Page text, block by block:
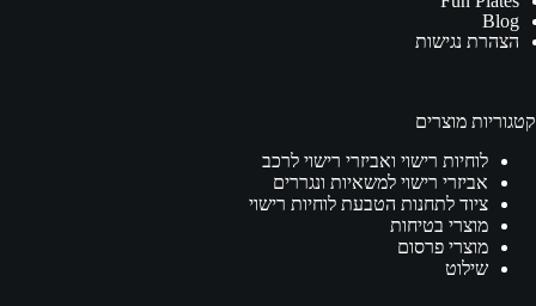
Blog
הצהרת נגישות
קטגוריות מוצרים
לוחיות רישוי ואביזרי רישוי לרכב
אביזרי רישוי למשאיות ונגררים
ציוד לתחנות הטבעת לוחיות רישוי
מוצרי בטיחות
מוצרי פרסום
שילוט